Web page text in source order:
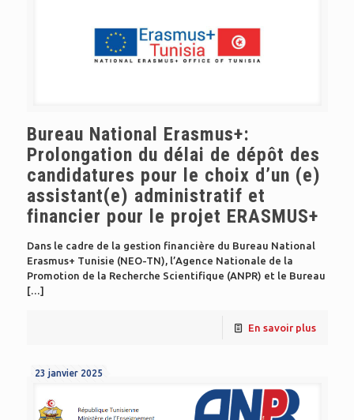
Bureau National Erasmus+:
Prolongation du délai de dépôt des
candidatures pour le choix d’un (e)
assistant(e) administratif et
financier pour le projet ERASMUS+
Dans le cadre de la gestion financière du Bureau National
Erasmus+ Tunisie (NEO-TN), l’Agence Nationale de la
Promotion de la Recherche Scientifique (ANPR) et le Bureau
[…]
En savoir plus
23 janvier 2025